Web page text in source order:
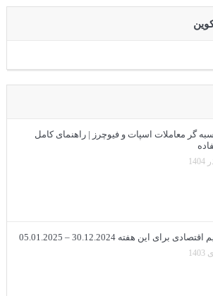
گر معاملات اسپات و فیوچرز | راهنمای کامل
برای این هفته 30.12.2024 – 05.01.2025